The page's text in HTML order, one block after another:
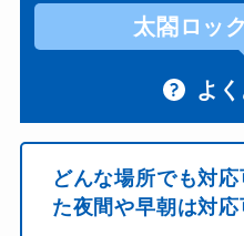
太閤ロッ
よ
どんな場所でも対
た夜間や早朝は対応